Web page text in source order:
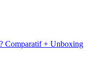
Comparatif + Unboxing